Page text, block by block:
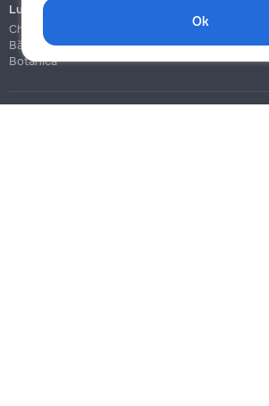
Ok
Lucrări de construcție și instalare
Chișinău
Bălți
Botanica